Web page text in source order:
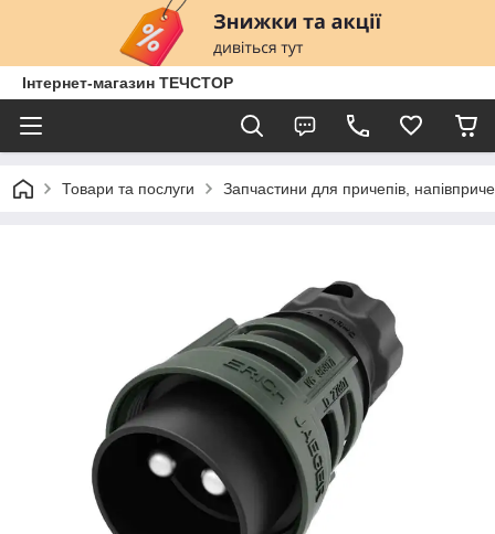
Інтернет-магазин ТЕЧСТОР
Товари та послуги Запчастини для причепів,